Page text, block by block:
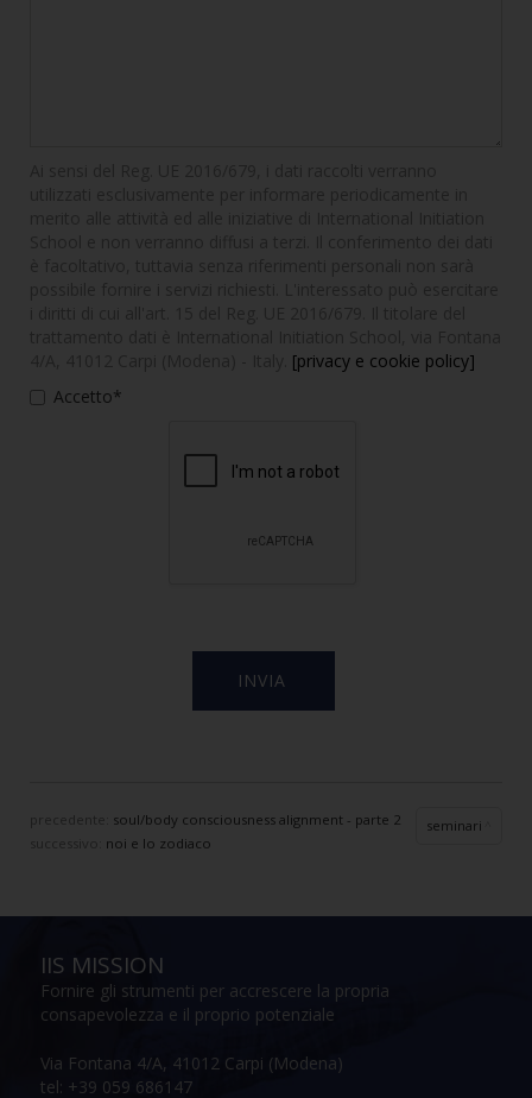
[privacy e cookie policy]
Accetto*
precedente: soul/body consciousness alignment - parte 2
noi e lo zodiaco
seminari
IIS MISSION
Fornire gli strumenti per accrescere la propria
consapevolezza e il proprio potenziale
Via Fontana 4/A, 41012 Carpi (Modena)
tel: +39 059 686147